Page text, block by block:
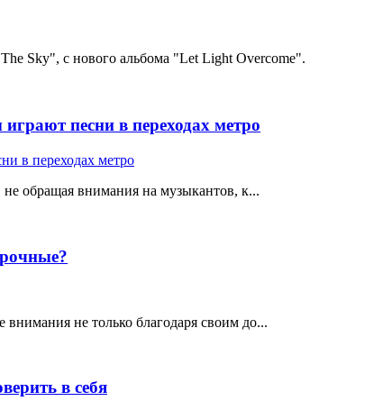
Sky", с нового альбома "Let Light Overcome".
песни в переходах метро
обращая внимания на музыкантов, к...
не только благодаря своим до...
в себя